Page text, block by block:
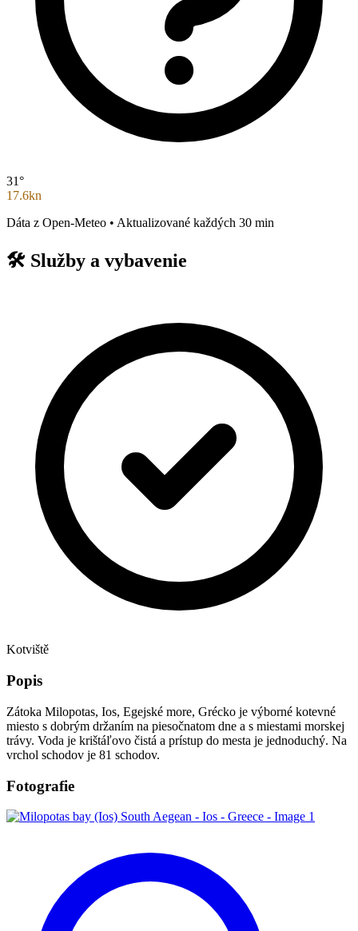
31°
17.6kn
Dáta z Open-Meteo • Aktualizované každých 30 min
🛠️ Služby a vybavenie
Kotviště
Popis
Zátoka Milopotas, Ios, Egejské more, Grécko je výborné kotevné
miesto s dobrým držaním na piesočnatom dne a s miestami morskej
trávy. Voda je krištáľovo čistá a prístup do mesta je jednoduchý. Na
vrchol schodov je 81 schodov.
Fotografie